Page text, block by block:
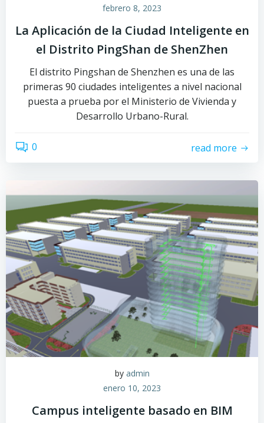
febrero 8, 2023
La Aplicación de la Ciudad Inteligente en
el Distrito PingShan de ShenZhen
El distrito Pingshan de Shenzhen es una de las
primeras 90 ciudades inteligentes a nivel nacional
puesta a prueba por el Ministerio de Vivienda y
Desarrollo Urbano-Rural.
0 read more
by admin
enero 10, 2023
Campus inteligente basado en BIM